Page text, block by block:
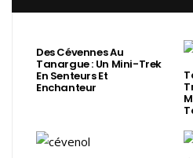
Des Cévennes Au
Tanargue : Un Mini-Trek
En Senteurs Et
Enchanteur